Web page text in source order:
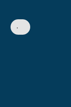
•